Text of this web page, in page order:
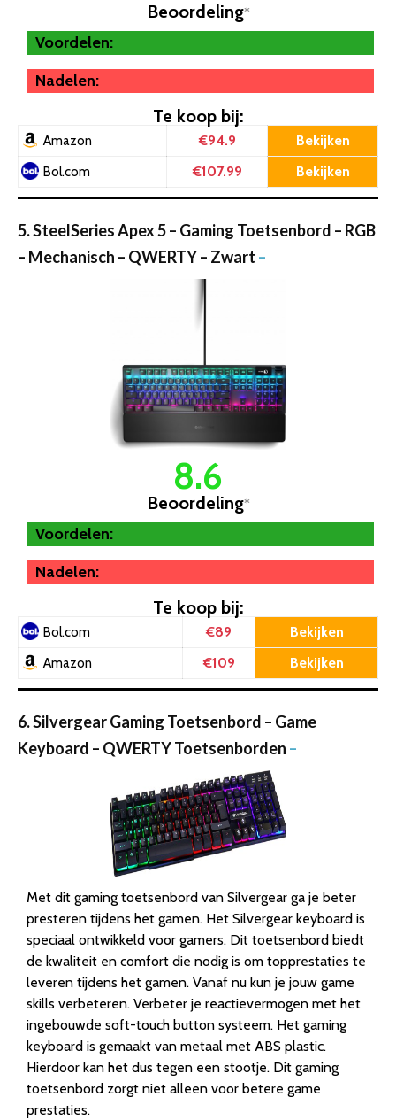
Beoordeling*
Voordelen:
Nadelen:
Te koop bij:
Amazon €94.9 Bekijken
Bol.com €107.99 Bekijken
5. SteelSeries Apex 5 – Gaming Toetsenbord – RGB
– Mechanisch – QWERTY – Zwart –
8.6
Beoordeling*
Voordelen:
Nadelen:
Te koop bij:
Bol.com €89 Bekijken
Amazon €109 Bekijken
6. Silvergear Gaming Toetsenbord – Game
Keyboard – QWERTY Toetsenborden –
Met dit gaming toetsenbord van Silvergear ga je beter
presteren tijdens het gamen. Het Silvergear keyboard is
speciaal ontwikkeld voor gamers. Dit toetsenbord biedt
de kwaliteit en comfort die nodig is om topprestaties te
leveren tijdens het gamen. Vanaf nu kun je jouw game
skills verbeteren. Verbeter je reactievermogen met het
ingebouwde soft-touch button systeem. Het gaming
keyboard is gemaakt van metaal met ABS plastic.
Hierdoor kan het dus tegen een stootje. Dit gaming
toetsenbord zorgt niet alleen voor betere game
prestaties.